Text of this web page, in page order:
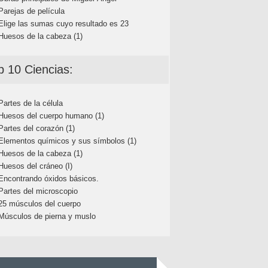
de película
las sumas cuyo resultado es 23
de la cabeza (1)
10 Ciencias:
de la célula
del cuerpo humano (1)
del corazón (1)
químicos y sus símbolos (1)
de la cabeza (1)
del cráneo (I)
óxidos básicos.
del microscopio
músculos del cuerpo
de pierna y muslo